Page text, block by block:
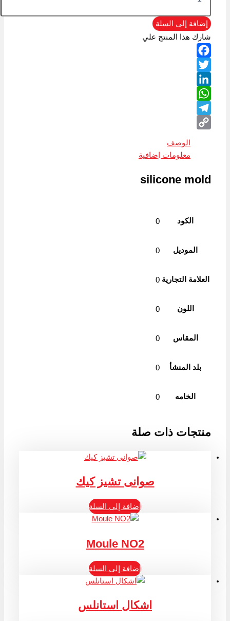
إضافة إلى السلة
شارك هذا المنتج علي
Facebook
Twitter
LinkedIn
WhatsApp
Telegram
الوصف
معلومات إضافية
silicone mold
الكود 0
الموديل 0
العلامة التجارية 0
اللون 0
المقاس 0
بلد المنشأ 0
الخامه 0
منتجات ذات صلة
صوانى تشيز كيك
إضافة إلى السلة
Moule NO2
إضافة إلى السلة
اشكال استانلس